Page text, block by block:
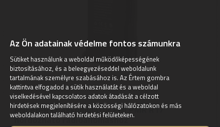
PNI
PNI PB-R17 akkumulátor PNI PMR R17
hordozható rádióállomáshoz
Az Ön adatainak védelme fontos számunkra
Sütiket használunk a weboldal működőképességének
biztosításához, és a beleegyezéseddel weboldalunk
tartalmának személyre szabásához is. Az Értem gombra
kattintva elfogadod a sütik használatát és a weboldal
viselkedésével kapcsolatos adatok átadását a célzott
hirdetések megjelenítésére a közösségi hálózatokon és más
weboldalakon található hirdetési felületeken.